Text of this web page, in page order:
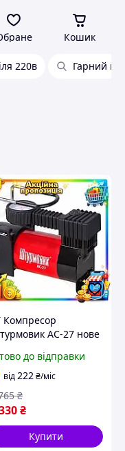
Кошик
220в Гарний
Компресор
AC-27 нове
потужний
хв від
12В 1
до відправки
від222₴/міс
₴
₴
Купити